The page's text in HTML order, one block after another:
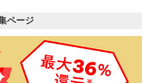
ページ